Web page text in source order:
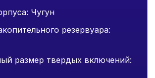
Чугун
резервуара:
размер твердых включений: